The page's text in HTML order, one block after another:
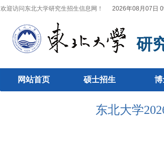
欢迎访问东北大学研究生招生信息网！ 2026年08月07日
研
网站首页 硕士招生 博
东北大学